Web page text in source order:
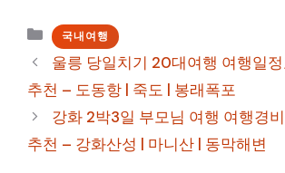
카
테
고
리
국내여행
울릉 당일치기 20대여행 여행일
추천 – 도동항 | 죽도 | 봉래폭포
강화 2박3일 부모님 여행 여행경
추천 – 강화산성 | 마니산 | 동막해변